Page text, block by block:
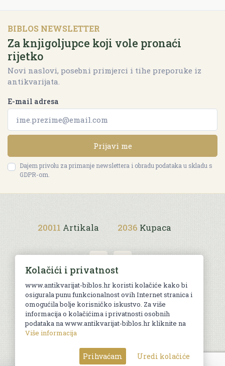
BIBLOS NEWSLETTER
Za knjigoljupce koji vole pronaći
rijetko
Novi naslovi, posebni primjerci i tihe preporuke iz
antikvarijata.
E-mail adresa
Prijavi me
Dajem privolu za primanje newslettera i obradu podataka u skladu s
GDPR-om.
20011 Artikala 2036 Kupaca
Uvjeti kupnje
© Sva prava pridržana. Web by
Kolačići i privatnost
www.antikvarijat-biblos.hr koristi kolačiće kako bi
osigurala punu funkcionalnost ovih Internet stranica i
omogućila bolje korisničko iskustvo. Za više
informacija o kolačićima i privatnosti osobnih
podataka na www.antikvarijat-biblos.hr kliknite na
Više informacija
Prihvaćam Uredi kolačiće